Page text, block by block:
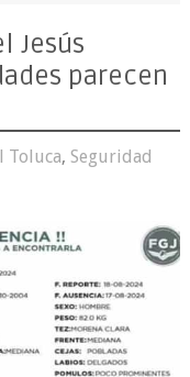
Jesús
parecen
Toluca, Seguridad